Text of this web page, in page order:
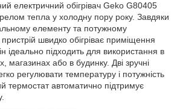
електричний обігрівач Geko G80405
тепла у холодну пору року. Завдяки
елементу та потужному
швидко обігріває приміщення
ідеально підходить для використання в
магазинах або в будинку. Дві зручні
регулювати температуру і потужність
термостат автоматично підтримує